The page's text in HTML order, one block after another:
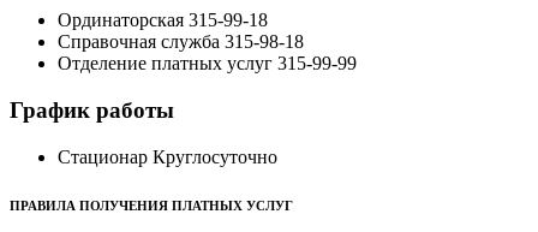
Ординаторская 315-99-18
Справочная служба 315-98-18
Отделение платных услуг 315-99-99
График работы
Стационар Круглосуточно
ПРАВИЛА ПОЛУЧЕНИЯ ПЛАТНЫХ УСЛУГ